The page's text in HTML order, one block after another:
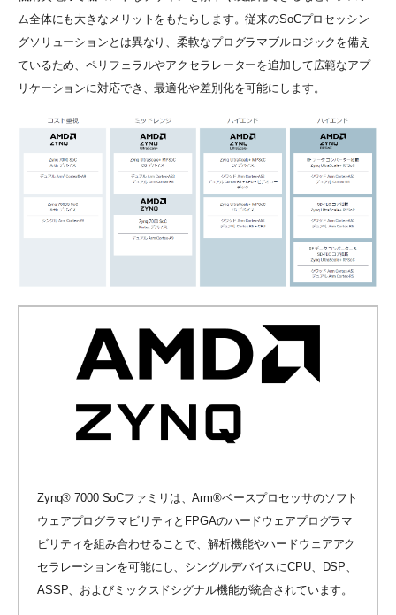
ム全体にも大きなメリットをもたらします。従来のSoCプロセッシン
グソリューションとは異なり、柔軟なプログラマブルロジックを備え
ているため、ペリフェラルやアクセラレーターを追加して広範なアプ
リケーションに対応でき、最適化や差別化を可能にします。
Zynq® 7000 SoCファミリは、Arm®ベースプロセッサのソフト
ウェアプログラマビリティとFPGAのハードウェアプログラマ
ビリティを組み合わせることで、解析機能やハードウェアアク
セラレーションを可能にし、シングルデバイスにCPU、DSP、
ASSP、およびミックスドシグナル機能が統合されています。